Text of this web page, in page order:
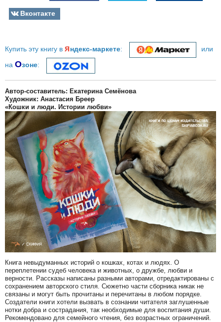
Вконтакте
Купить эту книгу в яндекс-маркете: или
на Озоне:
Автор-составитель: Екатерина Семёнова
Художник: Анастасия Бреер
«Кошки и люди. Истории любви»
Книга невыдуманных историй о кошках, котах и людях. О
переплетении судеб человека и животных, о дружбе, любви и
верности. Рассказы написаны разными авторами, отредактированы с
сохранением авторского стиля. Сюжетно части сборника никак не
связаны и могут быть прочитаны и перечитаны в любом порядке.
Создатели книги хотели вызвать в сознании читателя заглушенные
нотки добра и сострадания, так необходимые для воспитания души.
Рекомендовано для семейного чтения, без возрастных ограничений.